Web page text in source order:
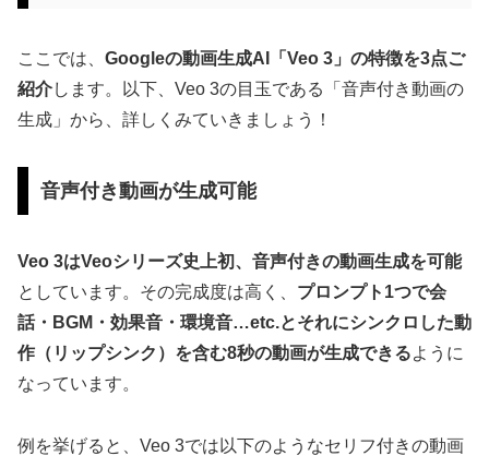
ここでは、 Googleの動画生成AI「Veo 3」の特徴を3点ご
紹介します。以下、Veo 3の目玉である「音声付き動画の
生成」から、詳しくみていきましょう！
音声付き動画が生成可能
Veo 3はVeoシリーズ史上初、音声付きの動画生成を可能
としています。その完成度は高く、 プロンプト1つで会
話・BGM・効果音・環境音…etc.とそれにシンクロした動
作（リップシンク）を含む8秒の動画が生成できるように
なっています。
例を挙げると、Veo 3では以下のようなセリフ付きの動画